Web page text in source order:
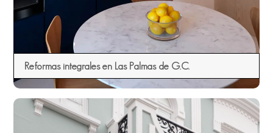
Reformas integrales en Las Palmas de G.C.